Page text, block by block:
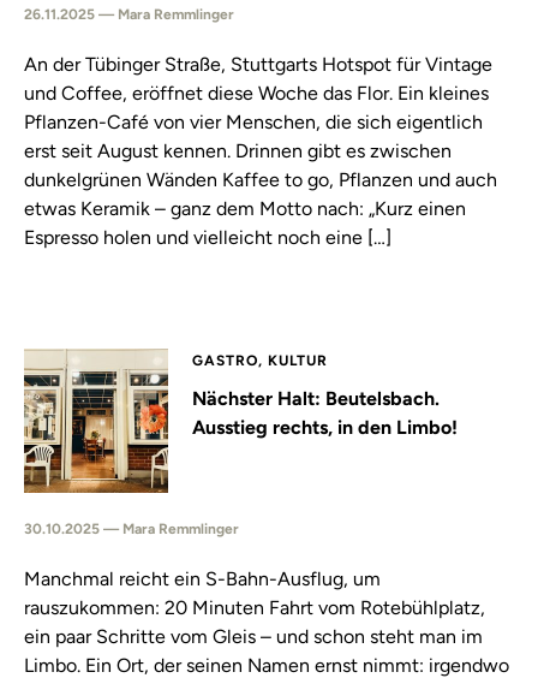
26.11.2025 — Mara Remmlinger
An der Tübinger Straße, Stuttgarts Hotspot für Vintage
und Coffee, eröffnet diese Woche das Flor. Ein kleines
Pflanzen-Café von vier Menschen, die sich eigentlich
erst seit August kennen. Drinnen gibt es zwischen
dunkelgrünen Wänden Kaffee to go, Pflanzen und auch
etwas Keramik – ganz dem Motto nach: „Kurz einen
Espresso holen und vielleicht noch eine […]
GASTRO, KULTUR
Nächster Halt: Beutelsbach.
Ausstieg rechts, in den Limbo!
30.10.2025 — Mara Remmlinger
Manchmal reicht ein S-Bahn-Ausflug, um
rauszukommen: 20 Minuten Fahrt vom Rotebühlplatz,
ein paar Schritte vom Gleis – und schon steht man im
Limbo. Ein Ort, der seinen Namen ernst nimmt: irgendwo